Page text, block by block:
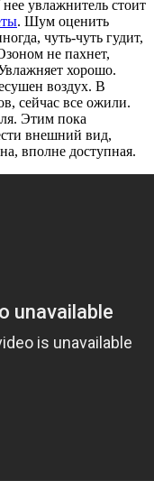
увлажнитель стоит
. Шум оценить
чуть-чуть гудит,
не пахнет,
хорошо.
воздух. В
сейчас все ожили.
Этим пока
внешний вид,
вполне доступная.